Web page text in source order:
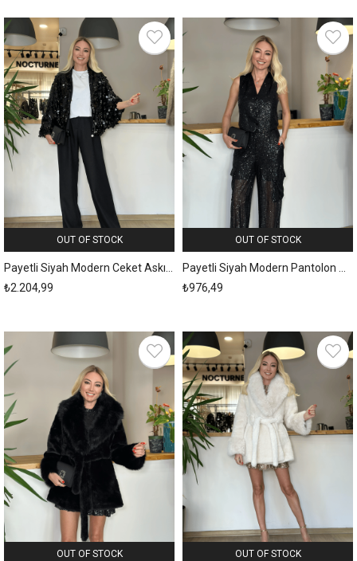
OUT OF STOCK
₺2.204,99
OUT OF STOCK
₺976,49
OUT OF STOCK OUT OF STOCK